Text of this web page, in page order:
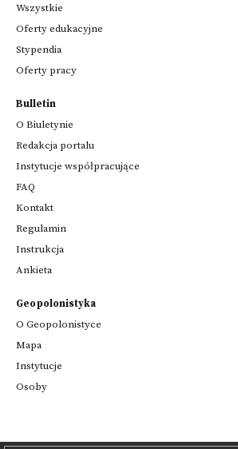
Wszystkie
Oferty edukacyjne
Stypendia
Oferty pracy
Bulletin
O Biuletynie
Redakcja portalu
Instytucje współpracujące
FAQ
Kontakt
Regulamin
Instrukcja
Ankieta
Geopolonistyka
O Geopolonistyce
Mapa
Instytucje
Osoby